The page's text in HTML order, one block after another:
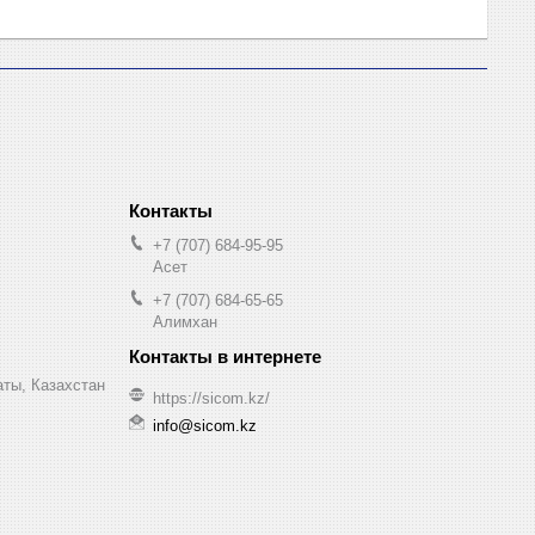
Казахстан
+7 (707) 684-95-95
Асет
+7 (707) 684-65-65
Алимхан
https://sicom.kz/
info@sicom.kz